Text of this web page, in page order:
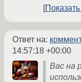
Ответ на:
14:57:18 +00:00
Вас на